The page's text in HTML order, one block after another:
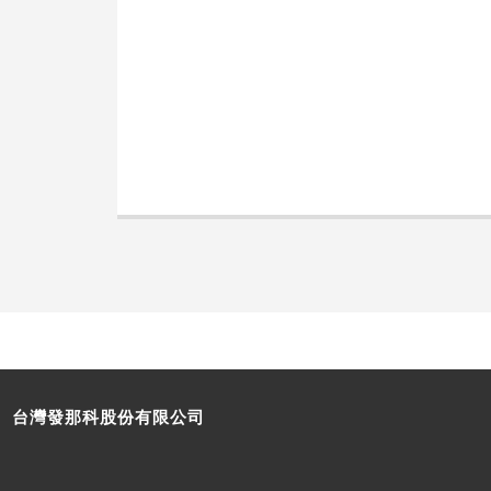
台灣發那科股份有限公司